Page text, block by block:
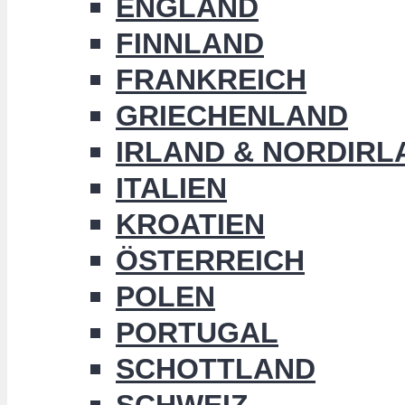
ENGLAND
FINNLAND
FRANKREICH
GRIECHENLAND
IRLAND &
ITALIEN
KROATIEN
ÖSTERREICH
POLEN
PORTUGAL
SCHOTTLAND